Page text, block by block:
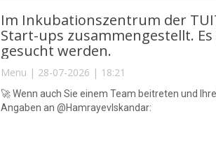
Im Inkubationszentrum der
Start-ups zusammengestellt.
gesucht werden.
Menu | 28-07-2026 | 18:21
🚀 Wenn auch Sie einem Team beitreten und
Angaben an @HamrayevIskandar: